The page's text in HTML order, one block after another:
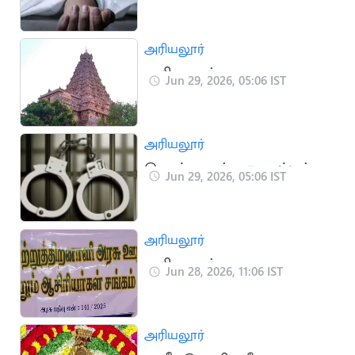
அரியலூர்
அரியலூர்: மாத
பெருவிழா – இன்று
Jun 29, 2026, 05:06 IST
அரியலூர்
பெரம்பலூர்: மதுபாட்டில்
கைது
Jun 29, 2026, 05:06 IST
அரியலூர்
அரியலூர்
ஊழியர்கள் சங்க கூட்டம்
Jun 28, 2026, 11:06 IST
அரியலூர்